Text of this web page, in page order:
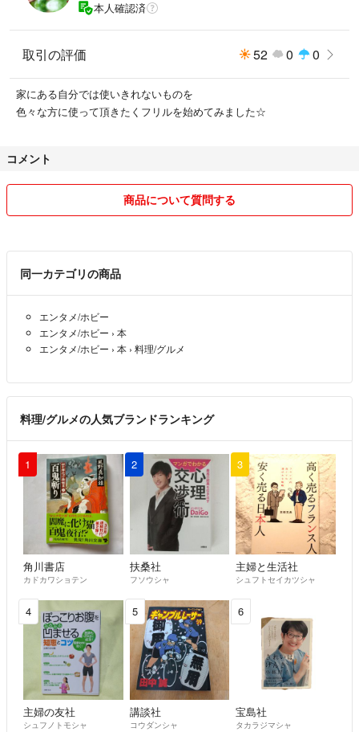
本人確認済
取引の評価 52 0 0
家にある自分では使いきれないものを
色々な方に使って頂きたくフリルを始めてみました☆
コメント
商品について質問する
同一カテゴリの商品
エンタメ/ホビー
エンタメ/ホビー › 本
エンタメ/ホビー › 本 › 料理/グルメ
料理/グルメの人気ブランドランキング
1
角川書店
カドカワショテン
2
扶桑社
フソウシャ
3
主婦と生活社
シュフトセイカツシャ
4
主婦の友社
シュフノトモシャ
5
講談社
コウダンシャ
6
宝島社
タカラジマシャ